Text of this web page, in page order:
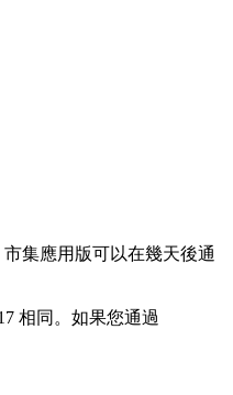
集應用版可以在幾天後通
相同。如果您通過